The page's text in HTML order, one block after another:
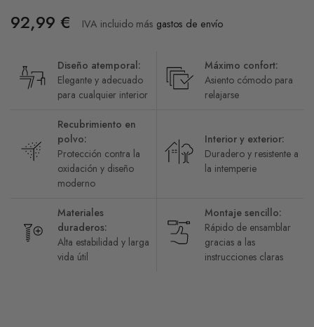
92,99 € IVA incluido más gastos de envío
Diseño atemporal:
Elegante y adecuado
para cualquier interior
Máximo confort:
Asiento cómodo para
relajarse
Recubrimiento en
polvo:
Protección contra la
oxidación y diseño
moderno
Interior y exterior:
Duradero y resistente a
la intemperie
Materiales
duraderos:
Alta estabilidad y larga
vida útil
Montaje sencillo:
Rápido de ensamblar
gracias a las
instrucciones claras